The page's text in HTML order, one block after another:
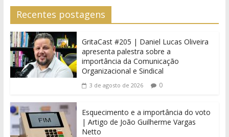
Recentes postagens
GritaCast #205 | Daniel Lucas Oliveira
apresenta palestra sobre a
importância da Comunicação
Organizacional e Sindical
3 de agosto de 2026 0
Esquecimento e a importância do voto
| Artigo de João Guilherme Vargas
Netto